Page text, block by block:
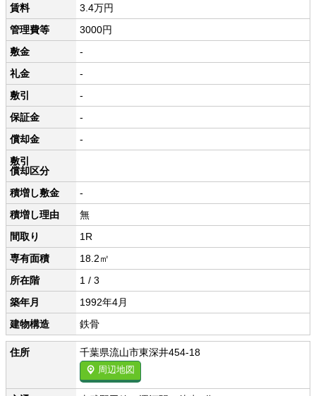
賃料
3.4万円
管理費等
3000円
敷金
-
礼金
-
敷引
-
保証金
-
償却金
-
敷引
償却区分
積増し敷金
-
積増し理由
無
間取り
1R
専有面積
18.2㎡
所在階
1 / 3
築年月
1992年4月
建物構造
鉄骨
住所 千葉県流山市東深井454-18
周辺地図